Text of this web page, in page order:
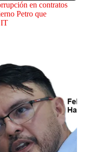
en contratos
Petro que